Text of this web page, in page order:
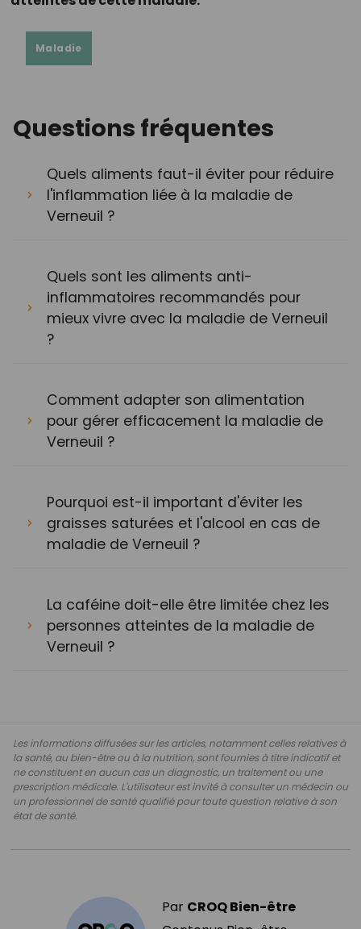
Maladie
Questions fréquentes
Quels aliments faut-il éviter pour réduire
l'inflammation liée à la maladie de
Verneuil ?
Quels sont les aliments anti-
inflammatoires recommandés pour
mieux vivre avec la maladie de Verneuil
?
Comment adapter son alimentation
pour gérer efficacement la maladie de
Verneuil ?
Pourquoi est-il important d'éviter les
graisses saturées et l'alcool en cas de
maladie de Verneuil ?
La caféine doit-elle être limitée chez les
personnes atteintes de la maladie de
Verneuil ?
Les informations diffusées sur les articles, notamment celles relatives à
la santé, au bien-être ou à la nutrition, sont fournies à titre indicatif et
ne constituent en aucun cas un diagnostic, un traitement ou une
prescription médicale. L'utilisateur est invité à consulter un médecin ou
un professionnel de santé qualifié pour toute question relative à son
état de santé.
Par CROQ Bien-être